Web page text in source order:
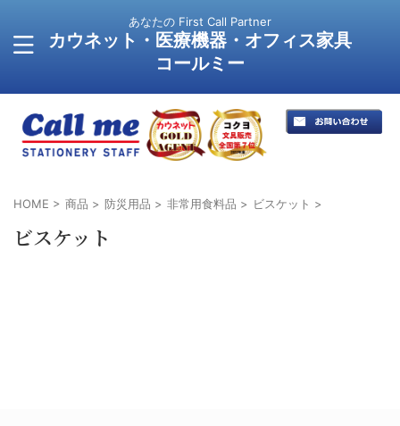
あなたの First Call Partner
カウネット・医療機器・オフィス家具
コールミー
HOME > 商品 > 防災用品 > 非常用食料品 > ビスケット >
ビスケット